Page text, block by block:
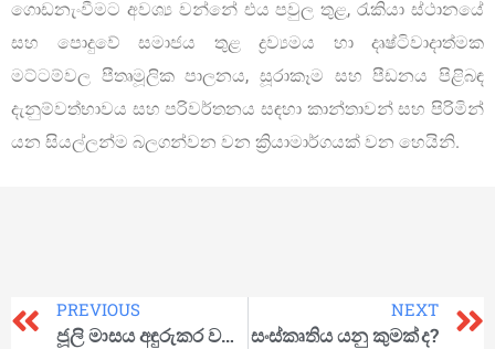
ගොඩනැංවීමට අවශ්‍ය වන්නේ එය පවුල තුළ, රැකියා ස්ථානයේ
සහ පොදුවේ සමාජය තුළ ද්‍රව්‍යමය හා දෘෂ්ටිවාදාත්මක
මට්ටම්වල පීතෘමූලික පාලනය, සූරාකෑම සහ පීඩනය පිළිබඳ
දැනුම්වත්භාවය සහ පරිවර්තනය සඳහා කාන්තාවන් සහ පිරිමින්
යන සියල්ලන්ම බලගන්වන වන ක්‍රියාමාර්ගයක් වන හෙයිනි.
PREVIOUS
ජූලි මාසය අඳුරුකර වසර හතළිහයි
NEXT
සංස්කෘතිය යනු කුමක් ද?